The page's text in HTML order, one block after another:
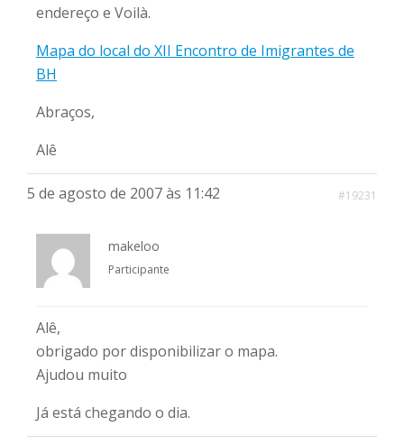
endereço e Voilà.
Mapa do local do XII Encontro de Imigrantes de
BH
Abraços,
Alê
5 de agosto de 2007 às 11:42 #19231
makeloo
Participante
Alê,
obrigado por disponibilizar o mapa.
Ajudou muito
Já está chegando o dia.